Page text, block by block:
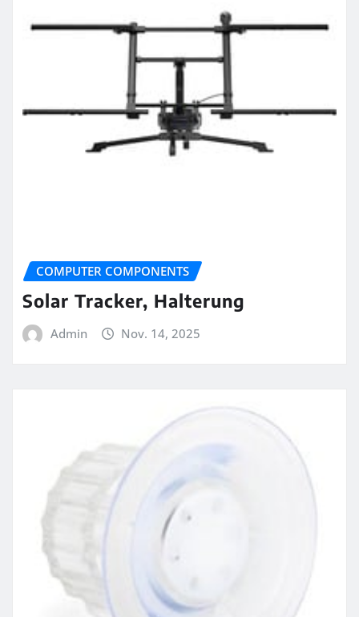
COMPUTER COMPONENTS
Solar Tracker, Halterung
Admin Nov. 14, 2025